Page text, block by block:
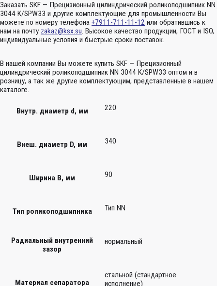
Заказать SKF — Прецизионный цилиндрический роликоподшипник NN
3044 K/SPW33 и другие комплектующие для промышленности Вы
можете по номеру телефона +7911-711-11-12 или обратившись к
нам на почту zakaz@ksx.su. Высокое качество продукции, ГОСТ и ISO,
индивидуальные условия и быстрые сроки поставок.
В нашей компании Вы можете купить SKF — Прецизионный
цилиндрический роликоподшипник NN 3044 K/SPW33 оптом и в
розницу, а так же другие комплектующим, представленные в нашем
каталоге.
Внутр. диаметр d, мм 220
Внеш. диаметр D, мм 340
Ширина B, мм 90
Тип роликоподшипника Тип NN
Радиальный внутренний
зазор
нормальный
Материал сепаратора
стальной (стандартное
исполнение)